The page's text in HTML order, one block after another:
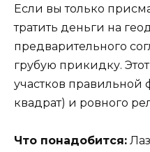
Если вы только
тратить деньги на
предварительного
грубую прикидку.
участков
квадрат) и ровного
Что понадобится: